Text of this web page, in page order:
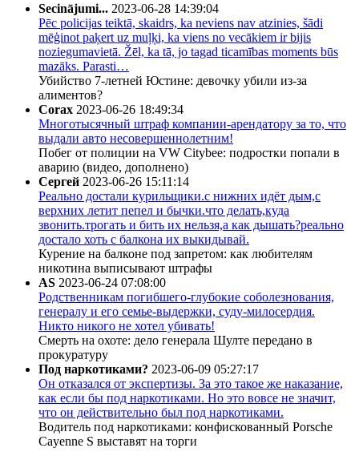
Secinājumi... 2023-06-28 14:39:04
Pēc policijas teiktā, skaidrs, ka neviens nav atzinies, šādi
mēģinot paķert uz muļķi, ka viens no vecākiem ir bijis
noziegumavietā. Žēl, ka tā, jo tagad ticamības moments būs
mazāks. Parasti…
Убийство 7-летней Юстине: девочку убили из-за
алиментов?
Corax 2023-06-26 18:49:34
Многотысячный штраф компании-арендатору за то, что
выдали авто несовершеннолетним!
Побег от полиции на VW Citybee: подростки попали в
аварию (видео, дополнено)
Сергей 2023-06-26 15:11:14
Реально достали курильщики.с нижних идёт дым,с
верхних летит пепел и бычки.что делать,куда
звонить.трогать и бить их нельзя,а как дышать?реально
достало хоть с балкона их выкидывай.
Курение на балконе под запретом: как любителям
никотина выписывают штрафы
AS 2023-06-24 07:08:00
Родственникам погибшего-глубокие соболезнования,
генералу и его семье-выдержки, суду-милосердия.
Никто никого не хотел убивать!
Смерть на охоте: дело генерала Шулте передано в
прокуратуру
Под наркотиками? 2023-06-09 05:27:17
Он отказался от экспертизы. За это такое же наказание,
как если бы под наркотиками. Но это вовсе не значит,
что он действительно был под наркотиками.
Водитель под наркотиками: конфискованный Porsche
Cayenne S выставят на торги